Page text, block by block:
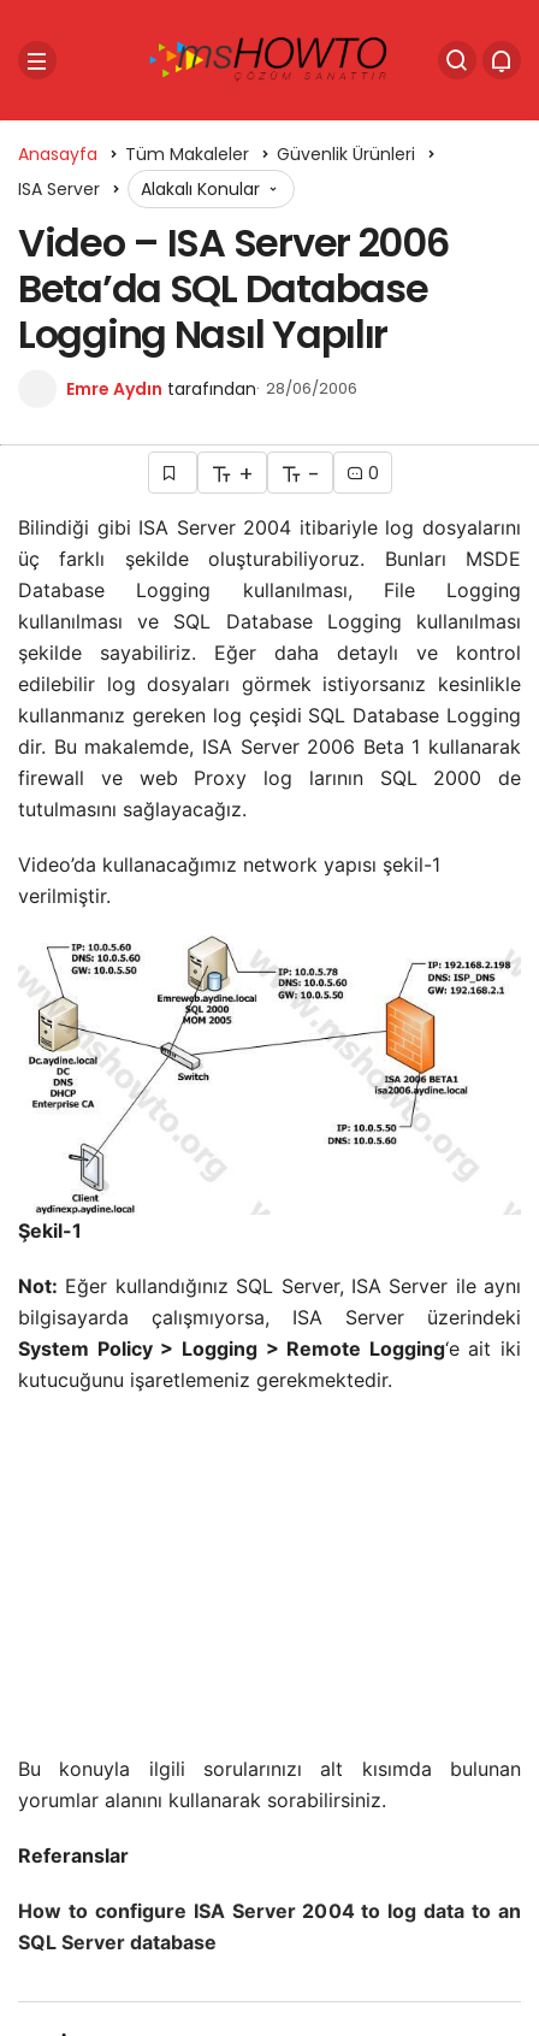
Anasayfa Tüm Makaleler
Güvenlik Ürünleri
ISA Server
Alakalı Konular
Video – ISA Server 2006
Beta’da SQL Database
Logging Nasıl Yapılır
Emre Aydın tarafından 28/06/2006
+ - 0
Bilindiği gibi ISA Server 2004 itibariyle log dosyalarını
üç farklı şekilde oluşturabiliyoruz. Bunları MSDE
Database Logging kullanılması, File Logging
kullanılması ve SQL Database Logging kullanılması
şekilde sayabiliriz. Eğer daha detaylı ve kontrol
edilebilir log dosyaları görmek istiyorsanız kesinlikle
kullanmanız gereken log çeşidi SQL Database Logging
dir. Bu makalemde, ISA Server 2006 Beta 1 kullanarak
firewall ve web Proxy log larının SQL 2000 de
tutulmasını sağlayacağız.
Video’da kullanacağımız network yapısı şekil-1
verilmiştir.
Şekil-1
Not: Eğer kullandığınız SQL Server, ISA Server ile aynı
bilgisayarda çalışmıyorsa, ISA Server üzerindeki
System Policy > Logging > Remote Logging‘e ait iki
kutucuğunu işaretlemeniz gerekmektedir.
Bu konuyla ilgili sorularınızıalt kısımda bulunan
yorumlar alanını kullanarak sorabilirsiniz.
Referanslar
How to configure ISA Server 2004 to log data to an
SQL Server database